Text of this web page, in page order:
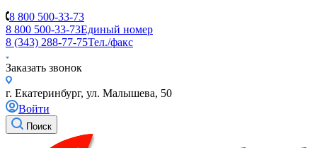
8 800 500-33-73
8 800 500-33-73Единый номер
8 (343) 288-77-75Тел./факс
Заказать звонок
г. Екатеринбург, ул. Малышева, 50
Войти
Поиск